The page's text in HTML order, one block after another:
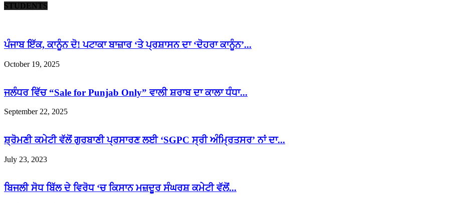
STUDENTS
ਪੰਜਾਬ ਇੱਕ, ਕਾਨੂੰਨ ਦੋ! ਪਟਾਕਾ ਬਾਜ਼ਾਰ ‘ਤੇ ਪ੍ਰਸ਼ਾਸਨ ਦਾ ‘ਦੋਹਰਾ ਕਾਨੂੰਨ’...
October 19, 2025
ਜਲੰਧਰ ਵਿੱਚ “Sale for Punjab Only” ਵਾਲੀ ਸ਼ਰਾਬ ਦਾ ਕਾਲਾ ਧੰਧਾ...
September 22, 2025
ਸ਼੍ਰੋਮਣੀ ਕਮੇਟੀ ਵੱਲੋਂ ਗੁਰਬਾਣੀ ਪ੍ਰਸਾਰਣ ਲਈ ‘SGPC ਸ੍ਰੀ ਅੰਮ੍ਰਿਤਸਰ’ ਨਾਂ ਦਾ...
July 23, 2023
ਬਿਜਲੀ ਸੋਧ ਬਿੱਲ ਦੇ ਵਿਰੋਧ ‘ਚ ਕਿਸਾਨ ਮਜ਼ਦੂਰ ਸੰਘਰਸ਼ ਕਮੇਟੀ ਵੱਲੋਂ...